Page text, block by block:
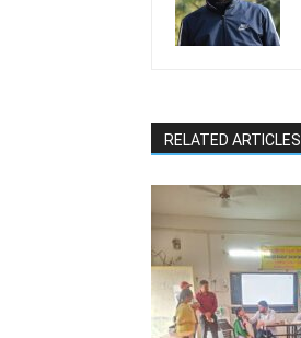
RELATED ARTICLES